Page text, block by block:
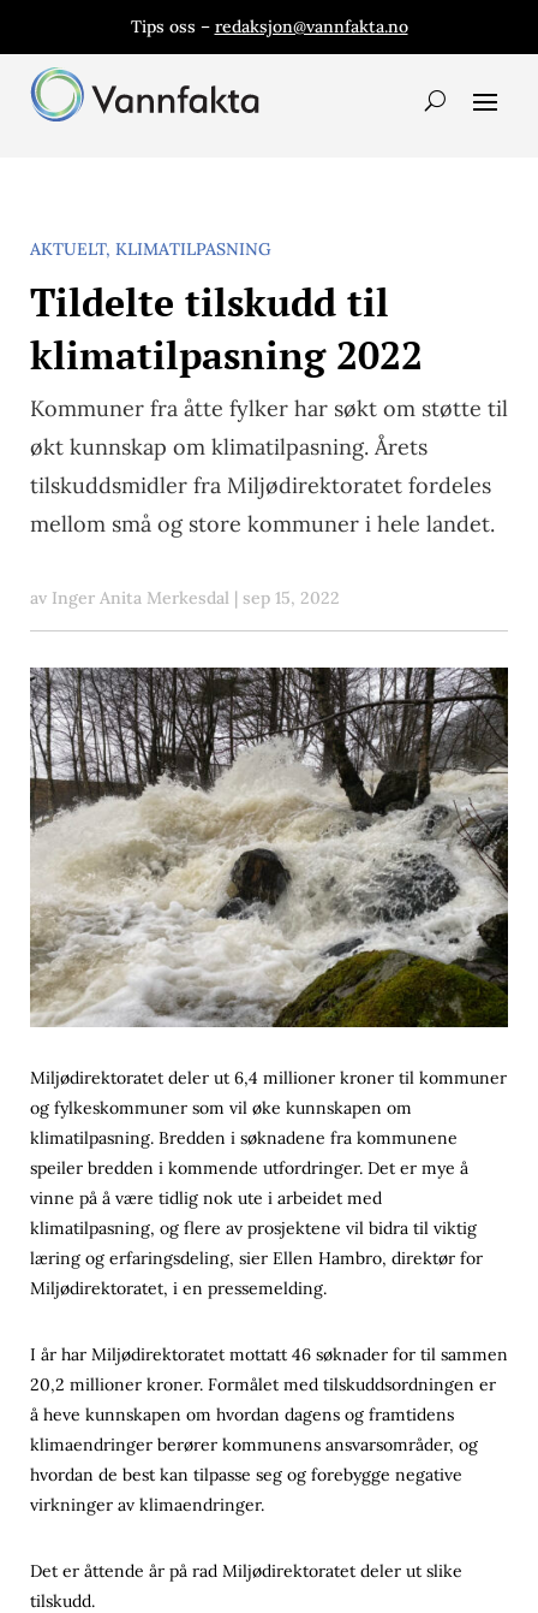
Tips oss – redaksjon@vannfakta.no
AKTUELT, KLIMATILPASNING
Tildelte tilskudd til
klimatilpasning 2022
Kommuner fra åtte fylker har søkt om støtte til
økt kunnskap om klimatilpasning. Årets
tilskuddsmidler fra Miljødirektoratet fordeles
mellom små og store kommuner i hele landet.
av Inger Anita Merkesdal | sep 15, 2022
Miljødirektoratet deler ut 6,4 millioner kroner til kommuner
og fylkeskommuner som vil øke kunnskapen om
klimatilpasning. Bredden i søknadene fra kommunene
speiler bredden i kommende utfordringer. Det er mye å
vinne på å være tidlig nok ute i arbeidet med
klimatilpasning, og flere av prosjektene vil bidra til viktig
læring og erfaringsdeling, sier Ellen Hambro, direktør for
Miljødirektoratet, i en pressemelding.
I år har Miljødirektoratet mottatt 46 søknader for til sammen
20,2 millioner kroner. Formålet med tilskuddsordningen er
å heve kunnskapen om hvordan dagens og framtidens
klimaendringer berører kommunens ansvarsområder, og
hvordan de best kan tilpasse seg og forebygge negative
virkninger av klimaendringer.
Det er åttende år på rad Miljødirektoratet deler ut slike
tilskudd.